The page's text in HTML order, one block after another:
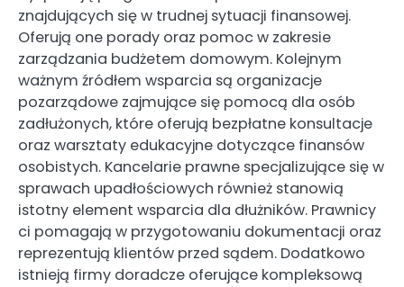
znajdujących się w trudnej sytuacji finansowej.
Oferują one porady oraz pomoc w zakresie
zarządzania budżetem domowym. Kolejnym
ważnym źródłem wsparcia są organizacje
pozarządowe zajmujące się pomocą dla osób
zadłużonych, które oferują bezpłatne konsultacje
oraz warsztaty edukacyjne dotyczące finansów
osobistych. Kancelarie prawne specjalizujące się w
sprawach upadłościowych również stanowią
istotny element wsparcia dla dłużników. Prawnicy
ci pomagają w przygotowaniu dokumentacji oraz
reprezentują klientów przed sądem. Dodatkowo
istnieją firmy doradcze oferujące kompleksową